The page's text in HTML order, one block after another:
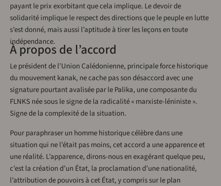
payant le prix exorbitant que cela implique. Le devoir de
solidarité implique le respect des directions que le peuple en lutte
s’est donné, mais aussi l’aptitude à tirer les leçons en toute
indépendance.
À propos de l’accord
Le président de l’Union Calédonienne, principale force historique
du mouvement kanak, ne cache pas son désaccord avec une
signature pourtant avalisée par le Palika, une composante du
FLNKS née sous le signe de la radicalité « marxiste-léniniste ».
Signe de la complexité de la situation.
Pour paraphraser un homme historique célèbre dans une
situation qui ne l’était pas moins, cet accord a une apparence et
une réalité. L’apparence, dirons-nous en exagérant quelque peu,
c’est la création d’un État, la proclamation d’une nationalité,
l’attribution de pouvoirs à cet État, y compris sur le plan